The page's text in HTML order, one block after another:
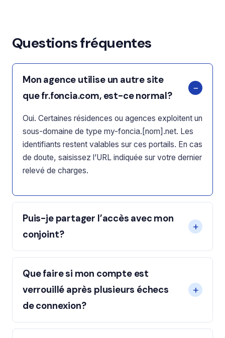
Questions fréquentes
Mon agence utilise un autre site
que fr.foncia.com, est-ce normal?
Oui. Certaines résidences ou agences exploitent un
sous-domaine de type my-foncia.[nom].net. Les
identifiants restent valables sur ces portails. En cas
de doute, saisissez l’URL indiquée sur votre dernier
relevé de charges.
Puis-je partager l’accès avec mon
conjoint?
Que faire si mon compte est
verrouillé après plusieurs échecs
de connexion?